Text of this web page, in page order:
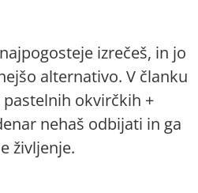
izrečeš, in jo
alternativo. V članku
okvirčkih +
nehaš odbijati in ga
življenje.